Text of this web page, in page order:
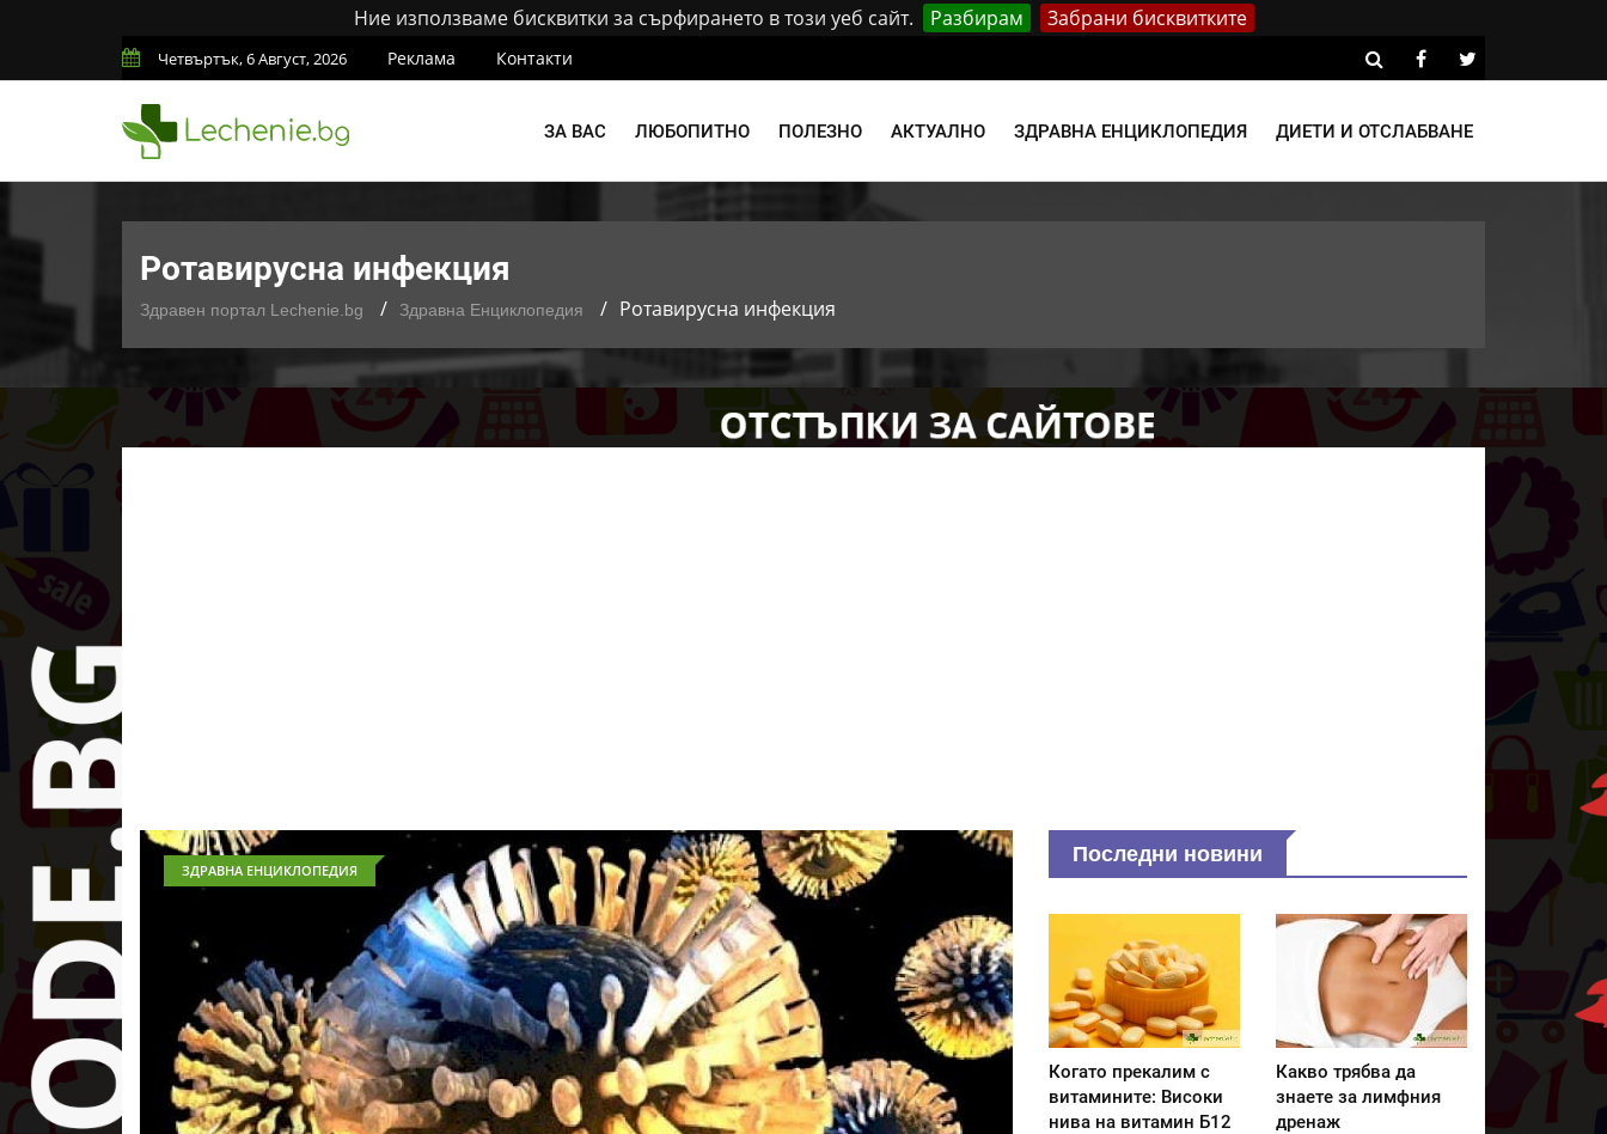
Ние използваме бисквитки за сърфирането в този уеб сайт. Разбирам Забрани бисквитките
Четвъртък, 6 Август, 2026 Реклама Контакти
ЗА ВАС ЛЮБОПИТНО ПОЛЕЗНО АКТУАЛНО ЗДРАВНА ЕНЦИКЛОПЕДИЯ ДИЕТИ И ОТСЛАБВАНЕ
Ротавирусна инфекция
Здравен портал Lechenie.bg Здравна Енциклопедия Ротавирусна инфекция
ЗДРАВНА ЕНЦИКЛОПЕДИЯ
Последни новини
Когато прекалим с
витамините: Високи
нива на витамин Б12
Какво трябва да
знаете за лимфния
дренаж